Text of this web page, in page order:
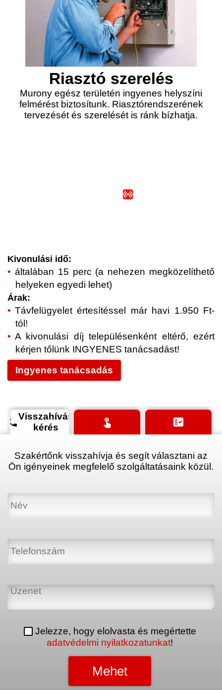
Riasztó szerelés
Murony egész területén ingyenes helyszíni
felmérést biztosítunk. Riasztórendszerének
tervezését és szerelését is ránk bízhatja.
Kivonulási idő:
általában 15 perc (a nehezen megközelíthető
helyeken egyedi lehet)
Árak:
Távfelügyelet értesítéssel már havi 1.950 Ft-
tól!
A kivonulási díj településenként eltérő, ezért
kérjen tőlünk INGYENES tanácsadást!
Ingyenes tanácsadás
phoneVisszahívás
kérés
touch_app fact_check
Szakértőnk visszahívja és segít választani az
Ön igényeinek megfelelő szolgáltatásaink közül.
Jelezze, hogy elolvasta és megértette
adatvédelmi nyilatkozatunkat!